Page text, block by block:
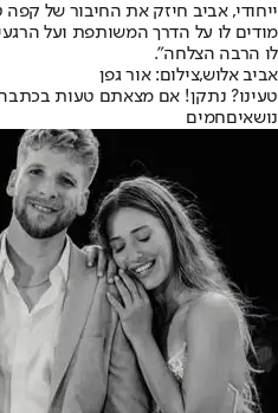
ייחודי, אביב חיזק את החיבור של קפה
מודים לו על הדרך המשותפת ועל
לו הרבה הצלחה".
אביב אלוש,צילום: אור גפן
טעינו? נתקן! אם מצאתם טעות
נושאיםחמים